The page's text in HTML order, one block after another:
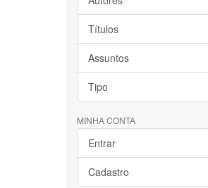
Títulos
Assuntos
Tipo
MINHA CONTA
Entrar
Cadastro